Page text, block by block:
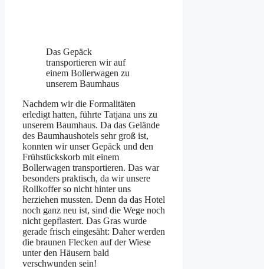
Das Gepäck
transportieren wir auf
einem Bollerwagen zu
unserem Baumhaus
Nachdem wir die Formalitäten
erledigt hatten, führte Tatjana uns zu
unserem Baumhaus. Da das Gelände
des Baumhaushotels sehr groß ist,
konnten wir unser Gepäck und den
Frühstückskorb mit einem
Bollerwagen transportieren. Das war
besonders praktisch, da wir unsere
Rollkoffer so nicht hinter uns
herziehen mussten. Denn da das Hotel
noch ganz neu ist, sind die Wege noch
nicht gepflastert. Das Gras wurde
gerade frisch eingesäht: Daher werden
die braunen Flecken auf der Wiese
unter den Häusern bald
verschwunden sein!